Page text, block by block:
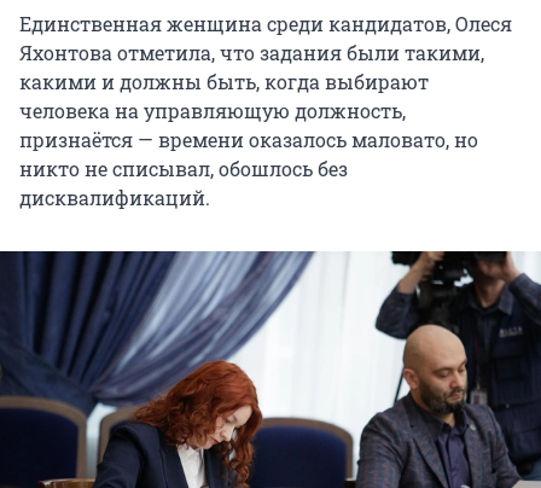
Единственная женщина среди кандидатов, Олеся
Яхонтова отметила, что задания были такими,
какими и должны быть, когда выбирают
человека на управляющую должность,
признаётся — времени оказалось маловато, но
никто не списывал, обошлось без
дисквалификаций.